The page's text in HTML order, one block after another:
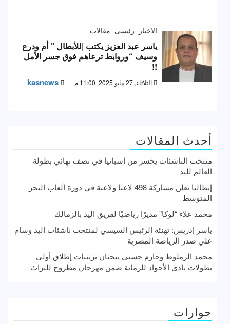
الاخبار رئيسى مقالات
ياسر عبد العزيز يكتب |للأبطال ” أم ودرع
وسيف “وروابط ترعاهم فوق جسر الأمل
!!
الثلاثاء, 27 مايو 2025, 11:00 م kasnews
أحدث المقالات
منتخب الناشئات يخسر من إسبانيا في نصف نهائي بطولة
العالم لليد
إيطاليا تعلن مشاركة 498 لاعبا ولاعبة في دورة ألعاب البحر
المتوسط
محمد علاء “لوكا” مديرًا رياضيًا لفريق اليد بالزمالك
ياسر إدريس: تهنئة الرئيس السيسي لمنتخب ناشئات اليد وسام
علي صدر الرياضة المصرية
محمد الزملوط وحازم حسني يبحثان ترتيبات إطلاق أولى
بطولات نادي الأجواد للرماية ضمن مهرجان مطروح للتراث
حوارات